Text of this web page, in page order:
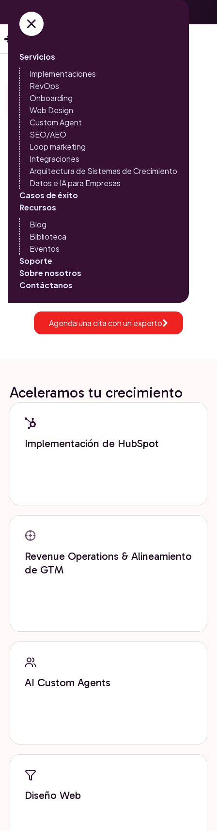
Servicios
Implementaciones
RevOps
Onboarding
Web Design
Custom Agent
SEO/AEO
Loop marketing
Integraciones
Arquitectura de Sistemas de Crecimiento
Datos e IA para Empresas
Casos de éxito
Recursos
Blog
Biblioteca
Eventos
Soporte
Sobre nosotros
Contáctanos
Crea el sistema que se
adapta tu negocio
Triario es una agencia de crecimiento que ayuda a las
empresas a alinear los ingresos, el marketing, la
comercialización, las operaciones y la tecnología en un
único sistema para obtener un rendimiento escalable.
Más de 15 años ayudando a empresas en crecimiento a
escalar con confianza.
Agenda una cita con un experto
Aceleramos tu crecimiento
Implementación de HubSpot
Revenue Operations & Alineamiento
de GTM
AI Custom Agents
Diseño Web